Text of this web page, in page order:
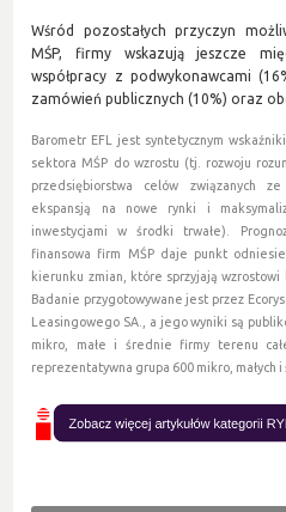
Wśród pozostałych przyczyn
MŚP, firmy wskazują jeszcze
współpracy z podwykonawcami
zamówień publicznych (10%) oraz
Barometr EFL jest syntetycznym
sektora MŚP do wzrostu (tj. rozwoju
przedsiębiorstwa celów związanych
ekspansją na nowe rynki i
inwestycjami w środki trwałe).
finansowa firm MŚP daje punkt
kierunku zmian, które sprzyjają wzrostowi
Badanie przygotowywane jest przez
Leasingowego SA., a jego wyniki są
mikro, małe i średnie firmy terenu
reprezentatywna grupa 600